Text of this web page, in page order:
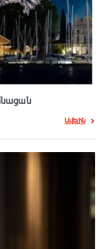
Ավելին